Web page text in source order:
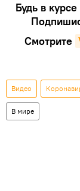
Будь в курсе
Смотрите
Видео
В мире